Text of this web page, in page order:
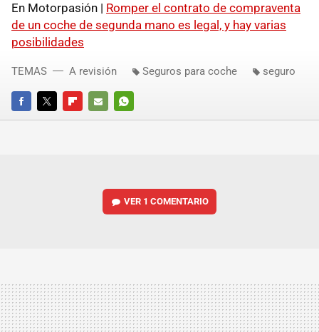
En Motorpasión | Romper el contrato de compraventa
de un coche de segunda mano es legal, y hay varias
posibilidades
FACEBOOKTWITTERFLIPBOARD
E-
WHATSAPP
TEMAS A revisión Seguros para coche seguro
VER 1 COMENTARIO